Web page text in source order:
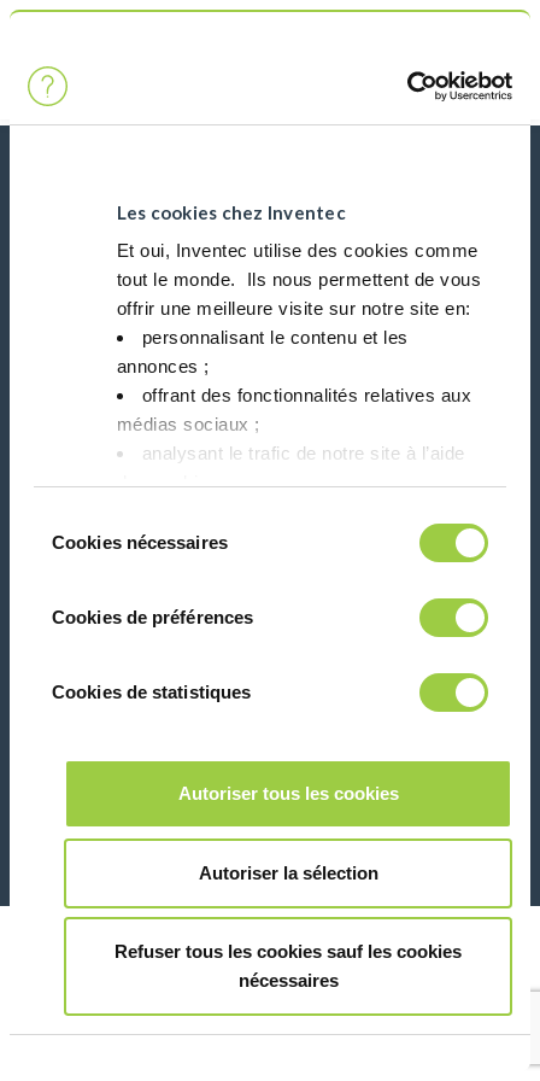
Les cookies chez Inventec
Et oui, Inventec utilise des cookies comme
tout le monde. ​ Ils nous permettent de vous
offrir une meilleure visite sur notre site en:​
personnalisant le contenu et les
annonces ;​
offrant des fonctionnalités relatives aux
médias sociaux ; ​
analysant le trafic de notre site à l’aide
des cookies.​
refuser ou de les paramétrer.​ Pas de
panique, vous pourrez également modifier à
tout moment vos choix dans l'onglet Gérer
les cookies.​ ​ ​
duCookies nécessaires
Cookies de préférences
Cookies de statistiques
Marketing
Montrer les détails
Autoriser tous les cookies
Autoriser la sélection
Refuser tous les cookies sauf les cookies
nécessaires
Main Navigation 搜索
与我们的时事通讯保持联系！
Please leave
在社交媒体上关注我们
26 Rue des Coulons - 94360 Bry-sur-Marne - 法国
© Copyright 2026 法律信息和隐私声明